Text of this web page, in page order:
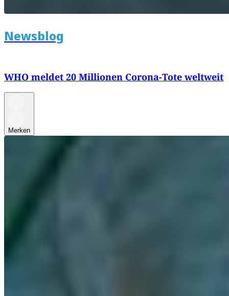
Newsblog
WHO meldet 20 Millionen Corona-Tote weltweit
Merken